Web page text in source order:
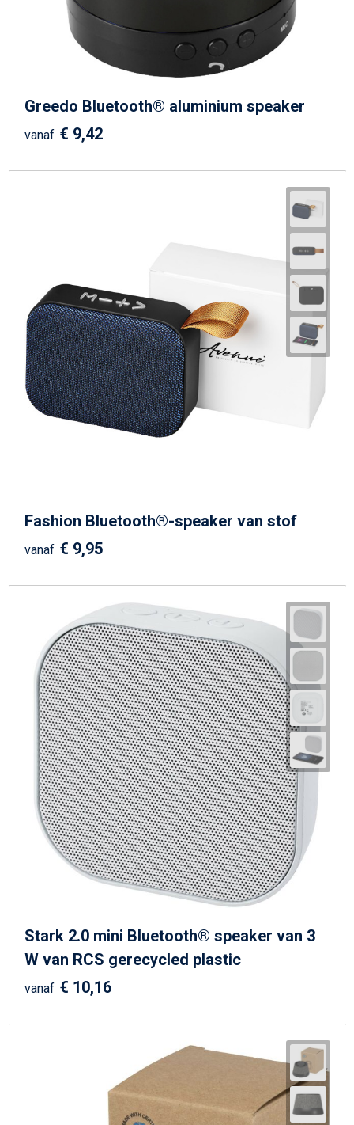
Greedo Bluetooth® aluminium speaker
vanaf € 9,42
Fashion Bluetooth®-speaker van stof
vanaf € 9,95
Stark 2.0 mini Bluetooth® speaker van 3
W van RCS gerecycled plastic
vanaf € 10,16